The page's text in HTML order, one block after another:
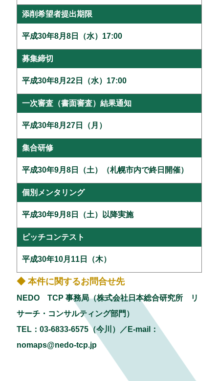
添削希望者提出期限
平成30年8月8日（水）17:00
募集締切
平成30年8月22日（水）17:00
一次審査（書面審査）結果通知
平成30年8月27日（月）
集合研修
平成30年9月8日（土）（札幌市内で終日開催）
個別メンタリング
平成30年9月8日（土）以降実施
ピッチコンテスト
平成30年10月11日（木）
◆ 本件に関するお問合せ先
NEDO TCP 事務局（株式会社日本総合研究所 リ
サーチ・コンサルティング部門）
TEL：03-6833-6575（今川）／E-mail：
nomaps@nedo-tcp.jp